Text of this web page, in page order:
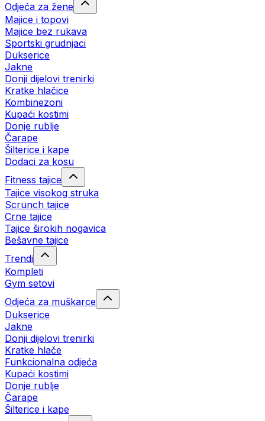
Odjeća za žene
Majice i topovi
Majice bez rukava
Sportski grudnjaci
Dukserice
Jakne
Donji dijelovi trenirki
Kratke hlačice
Kombinezoni
Kupaći kostimi
Donje rublje
Čarape
Šilterice i kape
Dodaci za kosu
Fitness tajice
Tajice visokog struka
Scrunch tajice
Crne tajice
Tajice širokih nogavica
Bešavne tajice
Trendi
Kompleti
Gym setovi
Odjeća za muškarce
Dukserice
Jakne
Donji dijelovi trenirki
Kratke hlače
Funkcionalna odjeća
Kupaći kostimi
Donje rublje
Čarape
Šilterice i kape